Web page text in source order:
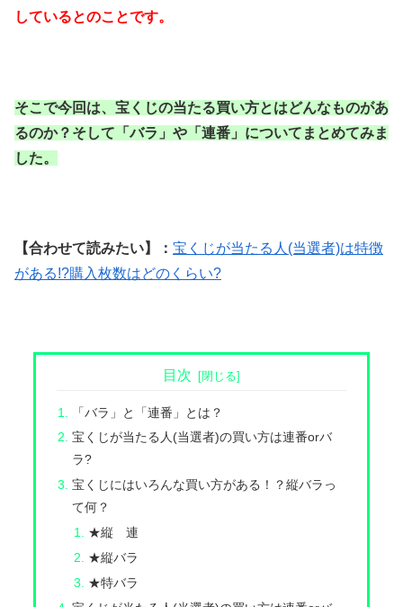
しているとのことです。
そこで今回は、宝くじの当たる買い方とはどんなものがあ
るのか？そして「バラ」や「連番」についてまとめてみま
した。
【合わせて読みたい】： 宝くじが当たる人(当選者)は特徴
がある!?購入枚数はどのくらい?
目次
「バラ」と「連番」とは？
宝くじが当たる人(当選者)の買い方は連番orバ
ラ?
宝くじにはいろんな買い方がある！？縦バラっ
て何？
★縦 連
★縦バラ
★特バラ